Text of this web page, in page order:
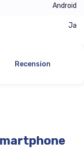
Android
Ja
Recension